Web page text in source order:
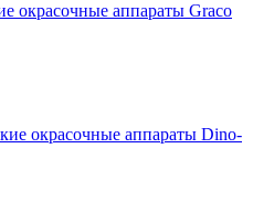
окрасочные аппараты Graco
окрасочные аппараты Dino-